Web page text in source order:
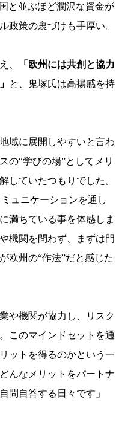
と並ぶほど潤沢な資金が
政策の裏づけも手厚い。
、
「欧州には共創と協力
と、鬼塚氏は高揚感を持
域に展開しやすいと言わ
の“学びの場”としてメリ
していたつもりでした。
ュニケーションを通し
満ちている事を体感しま
機関を問わず、まずは門
州の“作法”だと感じた
や機関が協力し、リスク
このマインドセットを通
ットを得るのかという一
んなメリットをパートナ
問自答する日々です」